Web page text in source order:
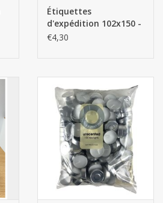
Étiquettes
d'expédition 102x150 -
300 étiquettes -
€4,30